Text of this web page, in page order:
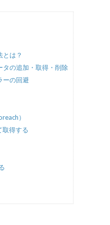
は？
の追加・取得・削除
ーの回避
）
取得する